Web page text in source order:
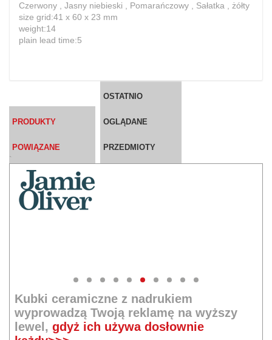
Czerwony , Jasny niebieski , Pomarańczowy , Sałatka , żółty
size grid:41 x 60 x 23 mm
weight:14
plain lead time:5
PRODUKTY
POWIĄZANE
OSTATNIO
OGLĄDANE
PRZEDMIOTY
`
Kubki ceramiczne z nadrukiem
wyprowadzą Twoją reklamę na wyższy
lewel,gdyż ich używa dosłownie